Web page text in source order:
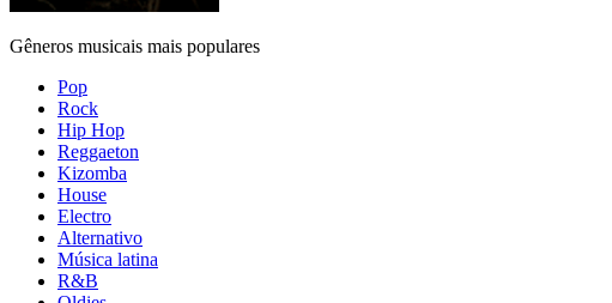
Gêneros musicais mais populares
Pop
Rock
Hip Hop
Reggaeton
Kizomba
House
Electro
Alternativo
Música latina
R&B